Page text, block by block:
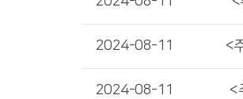
2024-08-11 <
2024-08-11 <